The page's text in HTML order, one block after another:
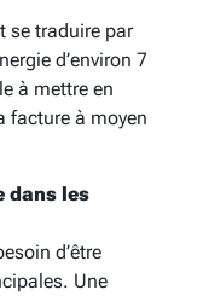
se traduire par
d’environ 7
à mettre en
facture à moyen
dans les
d’être
Une